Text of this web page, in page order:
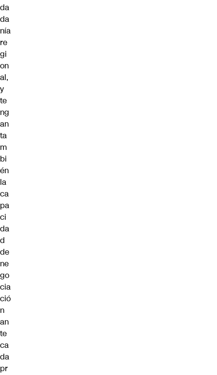
da
da
nía
re
gi
on
al,
y
te
ng
an
ta
m
bi
én
la
ca
pa
ci
da
d
de
ne
go
cia
ció
n
an
te
ca
da
pr